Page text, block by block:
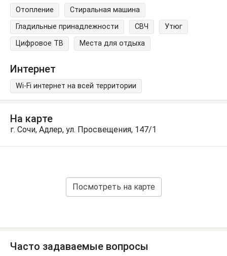
Отопление
Стиральная машина
Гладильные принадлежности
СВЧ
Утюг
Цифровое ТВ
Места для отдыха
Интернет
Wi-Fi интернет на всей территории
На карте
г. Сочи, Адлер, ул. Просвещения, 147/1
Посмотреть на карте
Часто задаваемые вопросы